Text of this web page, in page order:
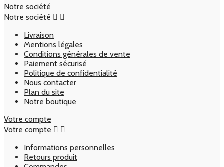
Notre société
Notre société  
Livraison
Mentions légales
Conditions générales de vente
Paiement sécurisé
Politique de confidentialité
Nous contacter
Plan du site
Notre boutique
Votre compte
Votre compte  
Informations personnelles
Retours produit